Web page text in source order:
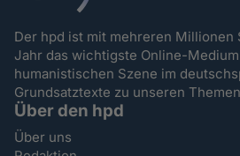
Der hpd ist mit mehreren Millionen
Jahr das wichtigste Online-
humanistischen Szene im
Grundsatztexte zu unseren
Über den hpd
Über uns